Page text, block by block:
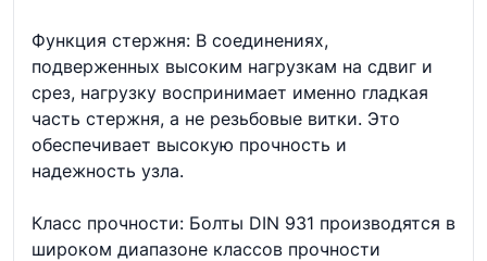
Функция стержня: В соединениях,
подверженных высоким нагрузкам на сдвиг и
срез, нагрузку воспринимает именно гладкая
часть стержня, а не резьбовые витки. Это
обеспечивает высокую прочность и
надежность узла.
Класс прочности: Болты DIN 931 производятся в
широком диапазоне классов прочности